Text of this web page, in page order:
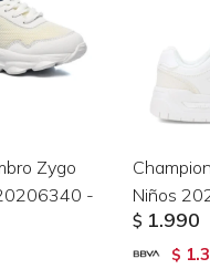
Zygo
-
Niños
$ 1.990
$